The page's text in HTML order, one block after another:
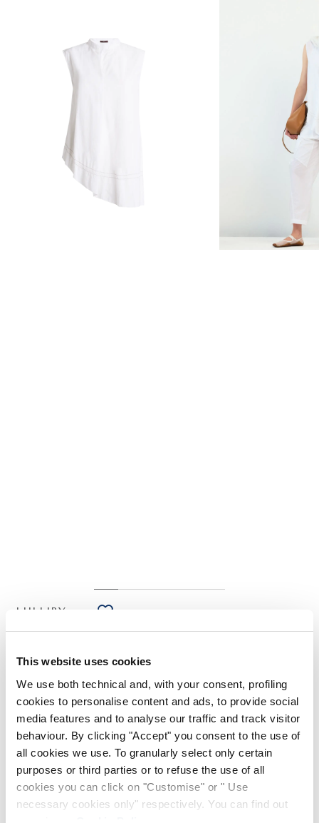
This website uses cookies
We use both technical and, with your consent, profiling
cookies to personalise content and ads, to provide social
media features and to analyse our traffic and track visitor
behaviour. By clicking "Accept" you consent to the use of
all cookies we use. To granularly select only certain
purposes or third parties or to refuse the use of all
cookies you can click on "Customise" or " Use
necessary cookies only" respectively. You can find out
LULLIBY
HIGH TECH
165,00 CHF
275,00 CHF -40%
NOTES DE STYLE
Essentiel et léger, le top sans manches Lulliby s’inspire des
caftans par sa ligne en A et son encolure, et est rehaussé
d’une broderie raffinée le long de l’ourlet.